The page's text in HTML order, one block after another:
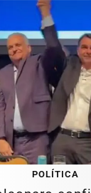
POLÍTICA